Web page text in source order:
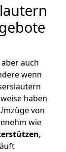
auch
wenn
haben
von
wie
,